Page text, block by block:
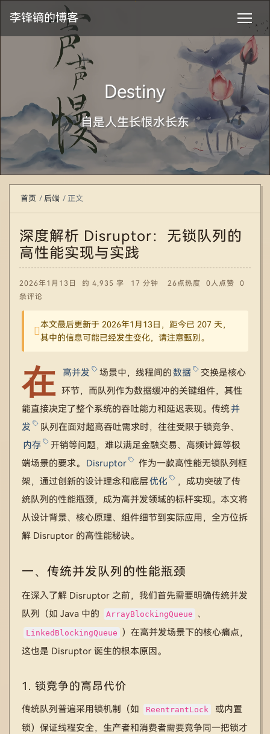
李锋镝的博客
Destiny
自是人生长恨水长东
首页 后端 正文
深度解析 Disruptor：无锁队列的
高性能实现与实践
2026年1月13日 约 4,935 字 17 分钟 26点热度 0人点赞
0
条评论
本文最后更新于 2026年1月13日，距今已 207 天，
其中的信息可能已经发生变化，请注意甄别。
在 高并发 场景中，线程间的数据
交换是核心
环节，而队列作为数据缓冲的关键组件，其性
能直接决定了整个系统的吞吐能力和延迟表现。传统并
发
队列在面对超高吞吐需求时，往往受限于锁竞争、
内存
开销等问题，难以满足金融交易、高频计算等极
端场景的要求。
Disruptor
作为一款高性能无锁队列框
架，通过创新的设计理念和底层优化
，成功突破了传
统队列的性能瓶颈，成为高并发领域的标杆实现。本文将
从设计背景、核心原理、组件细节到实际应用，全方位拆
解 Disruptor 的高性能秘诀。
一、传统并发队列的性能瓶颈
在深入了解 Disruptor 之前，我们首先需要明确传统并发
队列（如 Java 中的
ArrayBlockingQueue 、
LinkedBlockingQueue ）在高并发场景下的核心痛点，
这也是 Disruptor 诞生的根本原因。
1. 锁竞争的高昂代价
传统队列普遍采用锁机制（如 ReentrantLock
或内置
锁）保证线程安全，生产者和消费者需要竞争同一把锁才